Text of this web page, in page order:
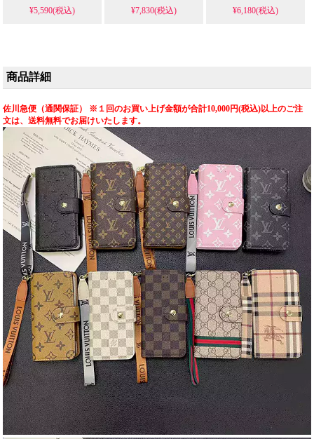
¥5,590(税込) ¥7,830(税込) ¥6,180(税込)
商品詳細
佐川急便（通関保証） ※１回のお買い上げ金額が合計10,000円(税込)以上のご注
文は、送料無料でお届けいたします。